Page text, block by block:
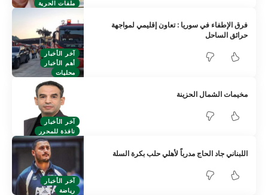
ملفات الحرية
آخر الأخبار
أهم الأخبار
محليات
فرق الإطفاء في سوريا : تعاون إقليمي لمواجهة
حرائق الساحل
آخر الأخبار
نافذة للمحرر
مخيمات الشمال الحزينة
آخر الأخبار
رياضة
اللبناني جاد الحاج مدرباً لأهلي حلب بكرة السلة